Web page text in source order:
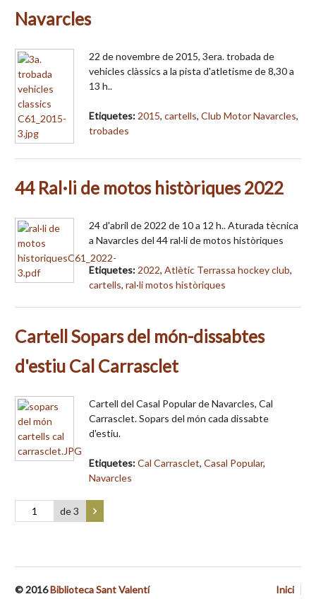
Navarcles
22 de novembre de 2015, 3era. trobada de
vehicles clàssics a la pista d'atletisme de 8,30 a
13 h..
Etiquetes: 2015, cartells, Club Motor Navarcles,
trobades
44 Ral·li de motos històriques 2022
24 d'abril de 2022 de 10 a 12 h.. Aturada tècnica
a Navarcles del 44 ral·li de motos històriques
Etiquetes: 2022, Atlètic Terrassa hockey club,
cartells, ral·li motos històriques
Cartell Sopars del món-dissabtes
d'estiu Cal Carrasclet
Cartell del Casal Popular de Navarcles, Cal
Carrasclet. Sopars del món cada dissabte
d'estiu.
Etiquetes:Cal Carrasclet, Casal Popular,
Navarcles
de 3
Inici
© 2016Biblioteca Sant Valentí